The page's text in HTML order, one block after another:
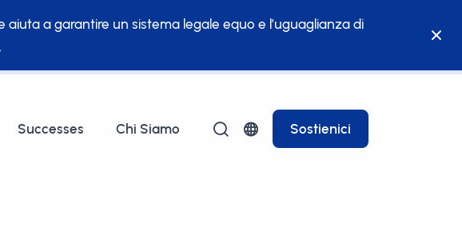
a garantire un sistema legale equo e l’uguaglianza di
Successes Chi Siamo Sostienici